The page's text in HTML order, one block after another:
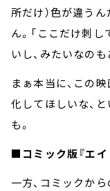
所だけ）色が違うん
ん。「ここだけ刺
いし、みたいなの
まぁ本当に、この
化してほしいな、
も。
■コミック版『エイ
一方、コミックか